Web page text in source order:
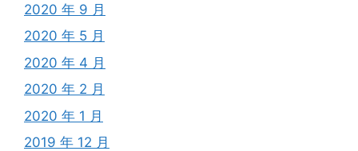
2020 年 9 月
2020 年 5 月
2020 年 4 月
2020 年 2 月
2020 年 1 月
2019 年 12 月